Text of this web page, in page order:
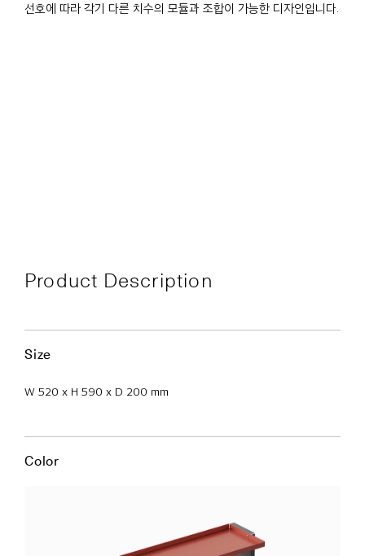
선호에 따라 각기 다른 치수의 모듈과 조합이 가능한 디자인입니다.
Product Description
Size
W 520 x H 590 x D 200 mm
Color